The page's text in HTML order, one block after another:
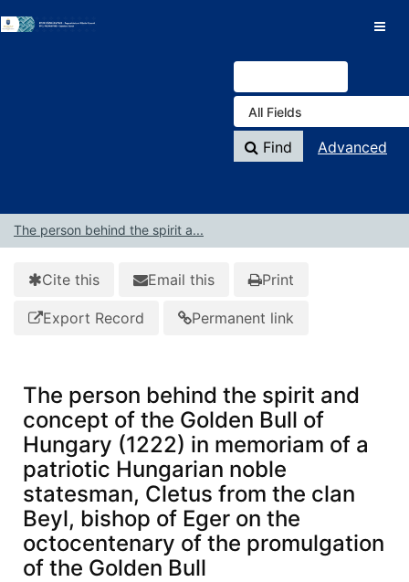
VuFind
Find Advanced
The person behind the spirit a...
Cite this Email this Print
Export Record Permanent link
The person behind the spirit and
concept of the Golden Bull of
Hungary (1222) in memoriam of a
patriotic Hungarian noble
statesman, Cletus from the clan
Beyl, bishop of Eger on the
octocentenary of the promulgation
of the Golden Bull